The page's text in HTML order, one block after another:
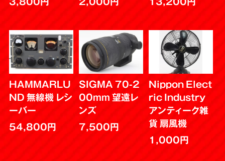
HAMMARLU
ND 無線機 レシ
ーバー
54,800円
SIGMA 70-2
00mm 望遠レ
ンズ
7,500円
Nippon Elect
ric Industry
アンティーク雑
貨 扇風機
1,000円